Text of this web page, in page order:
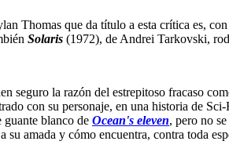
Thomas que da título a esta crítica es,
Solaris (1972), de Andrei Tarkovski,
seguro la razón del estrepitoso fracaso
con su personaje, en una historia de
blanco de Ocean's eleven, pero no
su amada y cómo encuentra, contra toda